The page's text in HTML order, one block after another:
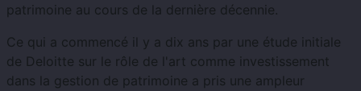
patrimoine au cours de la dernière décennie.
Ce qui a commencé il y a dix ans par une étude initiale
de Deloitte sur le rôle de l'art comme investissement
dans la gestion de patrimoine a pris une ampleur